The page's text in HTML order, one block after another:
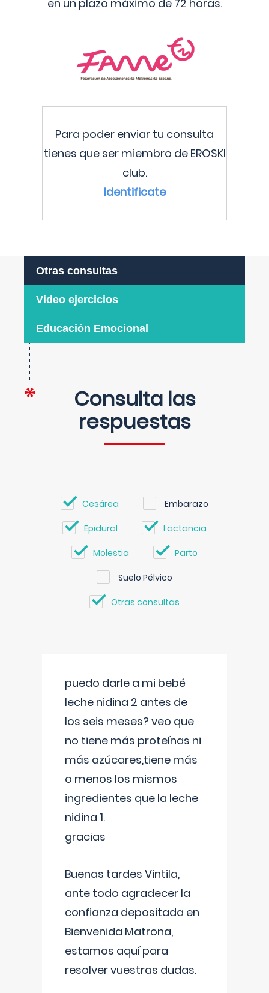
en un plazo máximo de 72 horas.
Para poder enviar tu consulta
tienes que ser miembro de EROSKI
club.
Identificate
Otras consultas
Video ejercicios
Educación Emocional
Consulta las
respuestas
Cesárea Embarazo
Epidural Lactancia
Molestia Parto
Suelo Pélvico
Otras consultas
puedo darle a mi bebé
leche nidina 2 antes de
los seis meses? veo que
no tiene más proteínas ni
más azúcares,tiene más
o menos los mismos
ingredientes que la leche
nidina 1.
gracias
Buenas tardes Vintila,
ante todo agradecer la
confianza depositada en
Bienvenida Matrona,
estamos aquí para
resolver vuestras dudas.